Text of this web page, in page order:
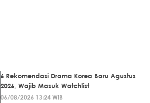
6 Rekomendasi Drama Korea Baru Agustus
2026, Wajib Masuk Watchlist
06/08/2026 13:24 WIB